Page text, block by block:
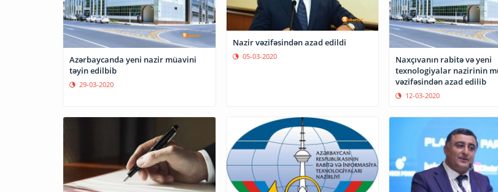
Azərbaycanda yeni nazir müavini
təyin edilbib
29-03-2020
Nazir vəzifəsindən azad edildi
05-03-2020
Naxçıvanın rabitə və yeni
texnologiyalar nazirinin
vəzifəsindən azad edilib
12-03-2020